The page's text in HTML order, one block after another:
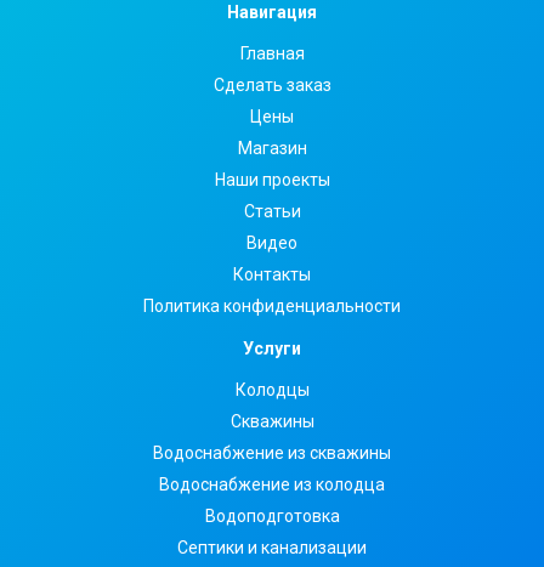
Навигация
Главная
Сделать заказ
Цены
Магазин
Наши проекты
Статьи
Видео
Контакты
Политика конфиденциальности
Услуги
Колодцы
Скважины
Водоснабжение из скважины
Водоснабжение из колодца
Водоподготовка
Септики и канализации